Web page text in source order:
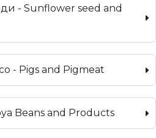
- Sunflower seed and
- Pigs and Pigmeat
Beans and Products